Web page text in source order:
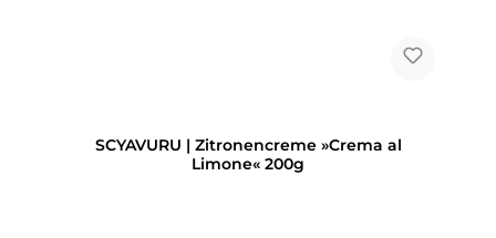
SCYAVURU | Zitronencreme »Crema al
Limone« 200g